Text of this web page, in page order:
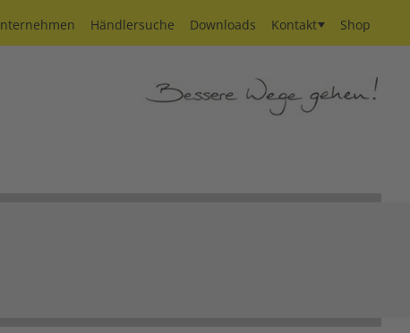
Händlersuche Downloads Kontakt Shop